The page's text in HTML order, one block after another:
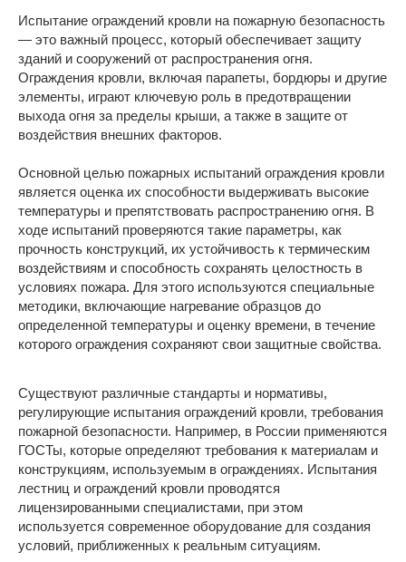
Испытание ограждений кровли на пожарную безопасность
— это важный процесс, который обеспечивает защиту
зданий и сооружений от распространения огня.
Ограждения кровли, включая парапеты, бордюры и другие
элементы, играют ключевую роль в предотвращении
выхода огня за пределы крыши, а также в защите от
воздействия внешних факторов.
Основной целью пожарных испытаний ограждения кровли
является оценка их способности выдерживать высокие
температуры и препятствовать распространению огня. В
ходе испытаний проверяются такие параметры, как
прочность конструкций, их устойчивость к термическим
воздействиям и способность сохранять целостность в
условиях пожара. Для этого используются специальные
методики, включающие нагревание образцов до
определенной температуры и оценку времени, в течение
которого ограждения сохраняют свои защитные свойства.
Существуют различные стандарты и нормативы,
регулирующие испытания ограждений кровли, требования
пожарной безопасности. Например, в России применяются
ГОСТы, которые определяют требования к материалам и
конструкциям, используемым в ограждениях. Испытания
лестниц и ограждений кровли проводятся
лицензированными специалистами, при этом
используется современное оборудование для создания
условий, приближенных к реальным ситуациям.